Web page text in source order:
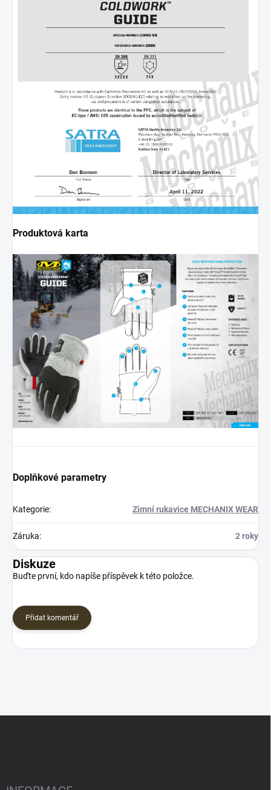
Produktová karta
Doplňkové parametry
Kategorie: Zimní rukavice MECHANIX WEAR
Záruka: 2 roky
Diskuze
Buďte první, kdo napíše příspěvek k této položce.
Přidat komentář